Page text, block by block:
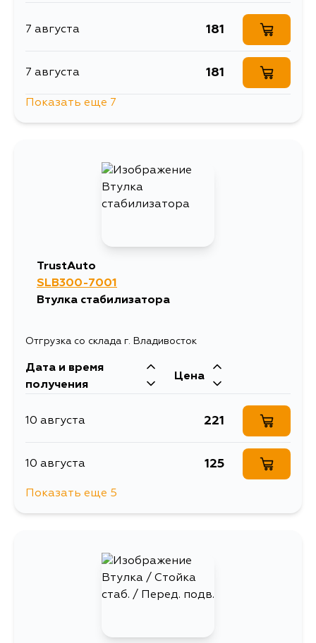
7 августа 181
7 августа 181
181
27 августа
4 сентября 181
Показать еще 7
TrustAuto
SLB300-7001
Втулка стабилизатора
Отгрузка со склада г. Владивосток
Дата и время
получения
Цена
10 августа 221
10 августа 125
165
168
Показать еще 5